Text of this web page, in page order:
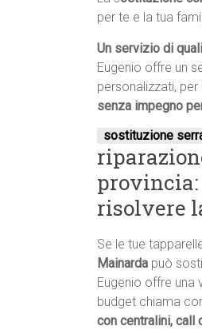
per te e la tua
Un servizio di
Eugenio offre un
personalizzati,
senza impegno
sostituzione
provincia:
risolvere
Se le tue
Mainarda può
Eugenio offre
budget chiama
con centralini, call